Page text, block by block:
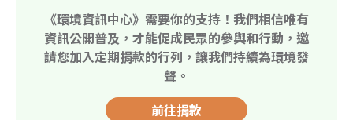
《環境資訊中心》需要你的支持！我們相信唯有
資訊公開普及，才能促成民眾的參與和行動，邀
請您加入定期捐款的行列，讓我們持續為環境發
聲。
前往捐款